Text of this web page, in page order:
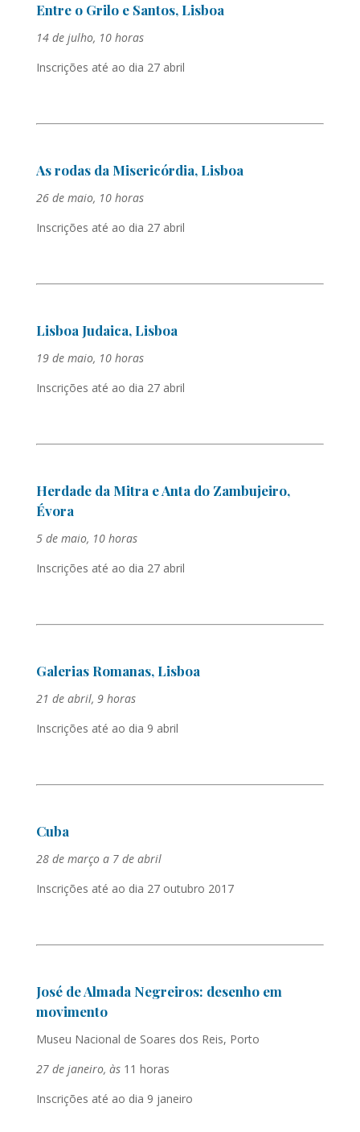
Entre o Grilo e Santos, Lisboa
14 de julho, 10 horas
Inscrições até ao dia 27 abril
As rodas da Misericórdia, Lisboa
26 de maio, 10 horas
Inscrições até ao dia 27 abril
Lisboa Judaica, Lisboa
19 de maio, 10 horas
Inscrições até ao dia 27 abril
Herdade da Mitra e Anta do Zambujeiro,
Évora
5 de maio, 10 horas
Inscrições até ao dia 27 abril
Galerias Romanas, Lisboa
21 de abril, 9 horas
Inscrições até ao dia 9 abril
Cuba
28 de março a 7 de abril
Inscrições até ao dia 27 outubro 2017
José de Almada Negreiros: desenho em
movimento
Museu Nacional de Soares dos Reis, Porto
27 de janeiro, às 11 horas
Inscrições até ao dia 9 janeiro